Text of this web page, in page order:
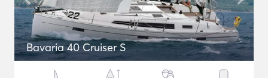
Bavaria 40 Cruiser S